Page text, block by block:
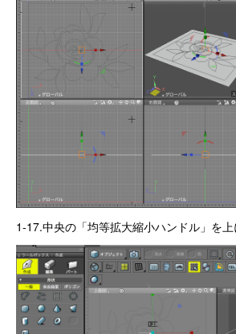
1-17.中央の「均等拡大縮小ハンドル」を